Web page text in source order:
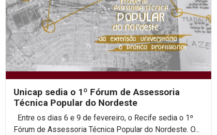
Unicap sedia o 1º Fórum de Assessoria
Técnica Popular do Nordeste
Fórum de Assessoria Técnica Popular do Nordeste. O...